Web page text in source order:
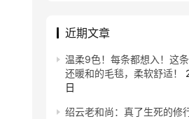
近期文章
温柔9色！每条都想入！这
还暖和的毛毯，柔软舒适！
日
绍云老和尚：真了生死的修